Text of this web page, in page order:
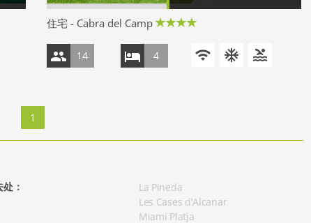
住宅 - Cabra del Camp
14 4
1
：
La Pineda
Les Cases d'Alcanar
Miami Platja